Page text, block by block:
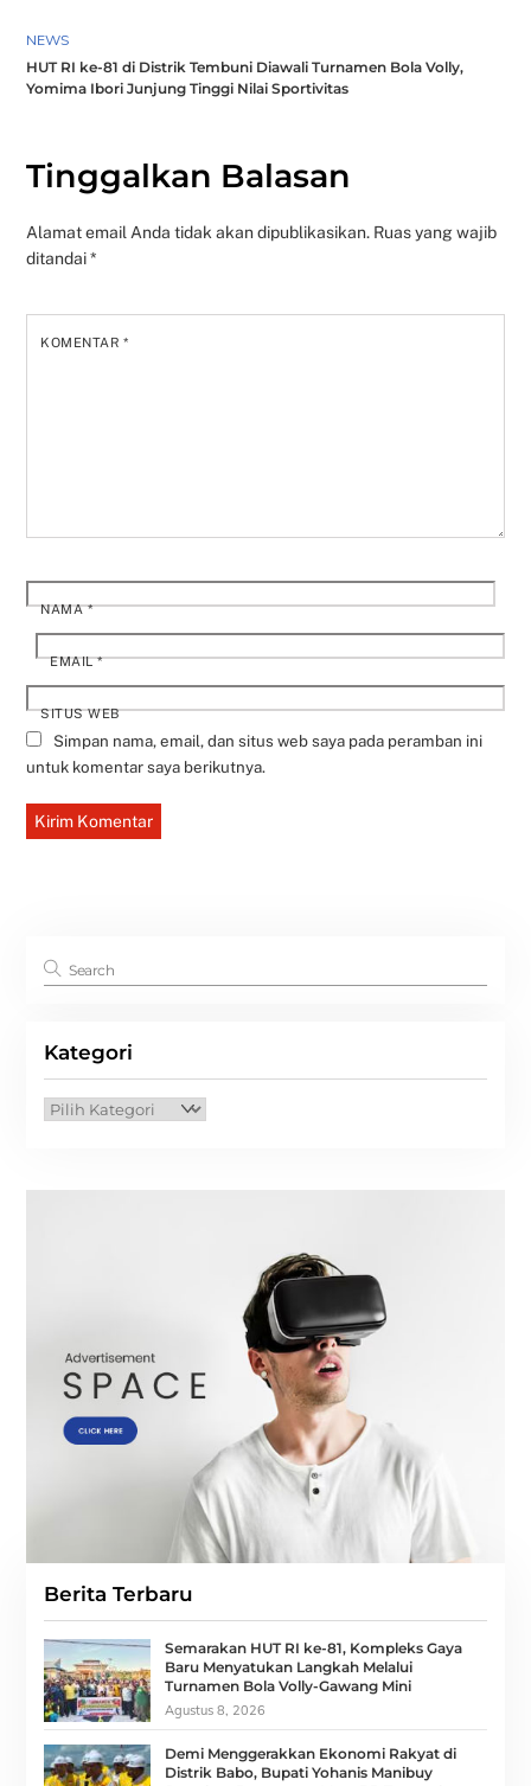
NEWS
HUT RI ke-81 di Distrik Tembuni Diawali Turnamen Bola Volly,
Yomima Ibori Junjung Tinggi Nilai Sportivitas
Tinggalkan Balasan
Alamat email Anda tidak akan dipublikasikan. Ruas yang wajib
ditandai*
KOMENTAR*
NAMA*
EMAIL*
SITUS WEB
Simpan nama, email, dan situs web saya pada peramban ini
untuk komentar saya berikutnya.
Kategori
Kategori
Berita Terbaru
Semarakan HUT RI ke-81, Kompleks Gaya
Baru Menyatukan Langkah Melalui
Turnamen Bola Volly-Gawang Mini
Agustus 8, 2026
Demi Menggerakkan Ekonomi Rakyat di
Distrik Babo, Bupati Yohanis Manibuy